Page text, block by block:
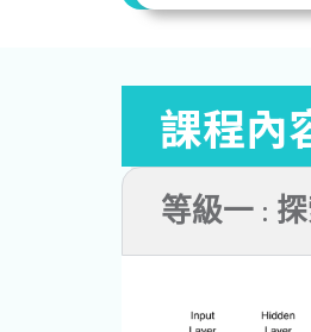
課程內
等級一 :